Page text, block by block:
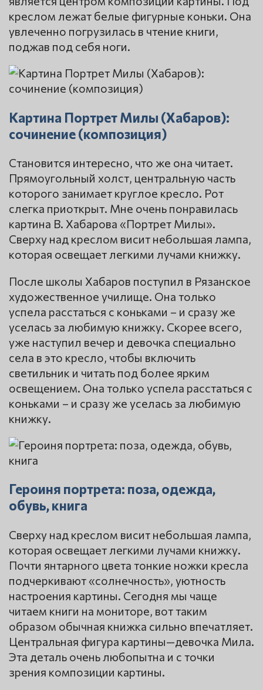
креслом лежат белые фигурные коньки. Она
увлеченно погрузилась в чтение книги,
поджав под себя ноги.
Картина Портрет Милы (Хабаров):
сочинение (композиция)
Становится интересно, что же она читает.
Прямоугольный холст, центральную часть
которого занимает круглое кресло. Рот
слегка приоткрыт. Мне очень понравилась
картина В. Хабарова «Портрет Милы».
Сверху над креслом висит небольшая лампа,
которая освещает легкими лучами книжку.
После школы Хабаров поступил в Рязанское
художественное училище. Она только
успела расстаться с коньками – и сразу же
уселась за любимую книжку. Скорее всего,
уже наступил вечер и девочка специально
села в это кресло, чтобы включить
светильник и читать под более ярким
освещением. Она только успела расстаться с
коньками – и сразу же уселась за любимую
книжку.
Героиня портрета: поза, одежда,
обувь, книга
Сверху над креслом висит небольшая лампа,
которая освещает легкими лучами книжку.
Почти янтарного цвета тонкие ножки кресла
подчеркивают «солнечность», уютность
настроения картины. Сегодня мы чаще
читаем книги на мониторе, вот таким
образом обычная книжка сильно впечатляет.
Центральная фигура картины—девочка Мила.
Эта деталь очень любопытна и с точки
зрения композиции картины.